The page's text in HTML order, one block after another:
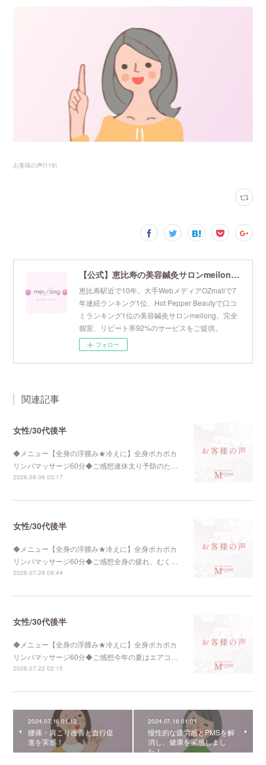
お客様の声(118)
【公式】恵比寿の美容鍼灸サロンmeilong｜ツボを押さえた針・お灸の治療で美容と健康を叶えます
恵比寿駅近で10年。大手WebメディアOZmallで7
年連続ランキング1位、Hot Pepper Beautyで口コ
ミランキング1位の美容鍼灸サロンmeilong。完全
個室、リピート率92%のサービスをご提供。
フォロー
関連記事
女性/30代後半
◆メニュー【全身の浮腫み★冷えに】全身ポカポカ
リンパマッサージ60分◆ご感想連休太り予防のた…
2026.08.06 03:17
女性/30代後半
◆メニュー【全身の浮腫み★冷えに】全身ポカポカ
リンパマッサージ60分◆ご感想全身の疲れ、むく…
2026.07.29 08:44
女性/30代後半
◆メニュー【全身の浮腫み★冷えに】全身ポカポカ
リンパマッサージ60分◆ご感想今年の夏はエアコ…
2026.07.22 02:15
2024.07.16 01:12
腰痛・肩こり改善と血行促
進を実感！
2024.07.16 01:01
慢性的な疲労感とPMSを解
消し、健康を実感しまし
た！